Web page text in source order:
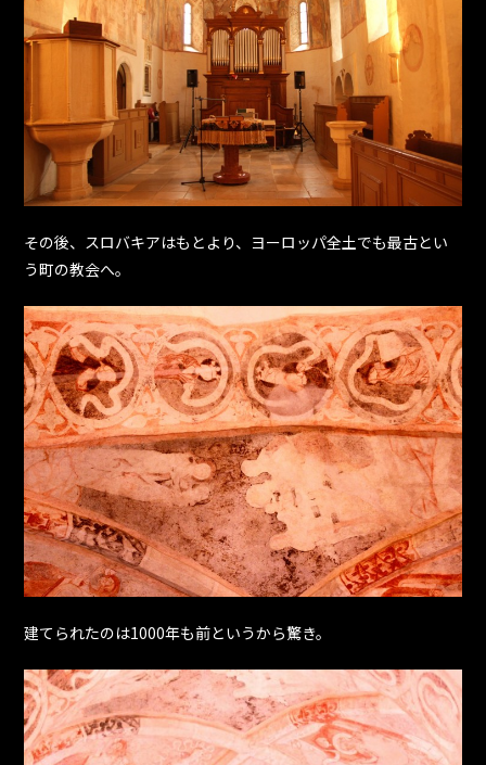
その後、スロバキアはもとより、ヨーロッパ全土でも最古とい
う町の教会へ。
建てられたのは1000年も前というから驚き。